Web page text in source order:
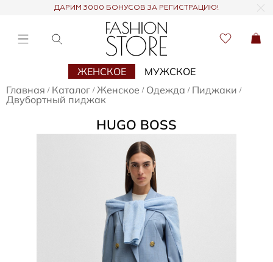
ДАРИМ 3000 БОНУСОВ ЗА РЕГИСТРАЦИЮ!
ЖЕНСКОЕ
МУЖСКОЕ
Главная / Каталог / Женское / Одежда / Пиджаки /
Двубортный пиджак
HUGO BOSS